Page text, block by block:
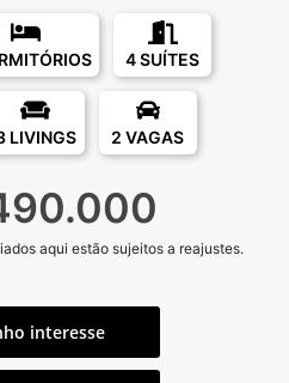
4 SUÍTES
LIVINGS 2 VAGAS
aqui estão sujeitos a reajustes.
interesse